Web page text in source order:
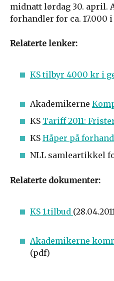
midnatt lørdag 30. april.
forhandler for ca. 17.000
Relaterte lenker:
KS tilbyr 4000 kr i
Akademikerne
KS Tariff 2011:
KS Håper på
NLL samleartikkel
Relaterte dokumenter:
KS 1.tilbud
Akademikerne
(pdf)